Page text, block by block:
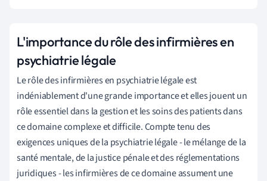
L'importance du rôle des infirmières en
psychiatrie légale
Le rôle des infirmières en psychiatrie légale est
indéniablement d'une grande importance et elles jouent un
rôle essentiel dans la gestion et les soins des patients dans
ce domaine complexe et difficile. Compte tenu des
exigences uniques de la psychiatrie légale - le mélange de la
santé mentale, de la justice pénale et des réglementations
juridiques - les infirmières de ce domaine assument une